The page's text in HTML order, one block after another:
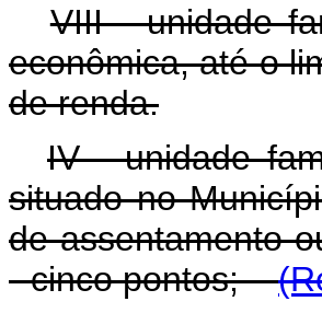
VIII - unidade
econômica, até o
de renda.
IV - unidade
situado no
de assentamento
- cinco pontos;